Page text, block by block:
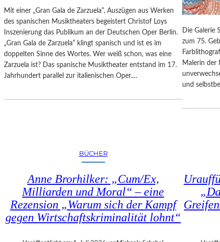
I
K
–
A
U
S
B
L
Z
A
R
T
L
N
–
A
U
S
S
D
O
U
Mit einer „Gran Gala de Zarzuela“, Auszügen aus Werken
des spanischen Musiktheaters begeistert Christof Loys
Inszenierung das Publikum an der Deutschen Oper Berlin.
„Gran Gala de Zarzuela“ klingt spanisch und ist es im
doppelten Sinne des Wortes. Wer weiß schon, was eine
Zarzuela ist? Das spanische Musiktheater entstand im 17.
Jahrhundert parallel zur italienischen Oper.…
Die Galerie
zum 75.
Malerin der
und
BÜCHER
Anne Brorhilker: „Cum/Ex,
Milliarden und Moral“ – eine
Rezension „Warum sich der Kampf
gegen Wirtschaftskriminalität lohnt“